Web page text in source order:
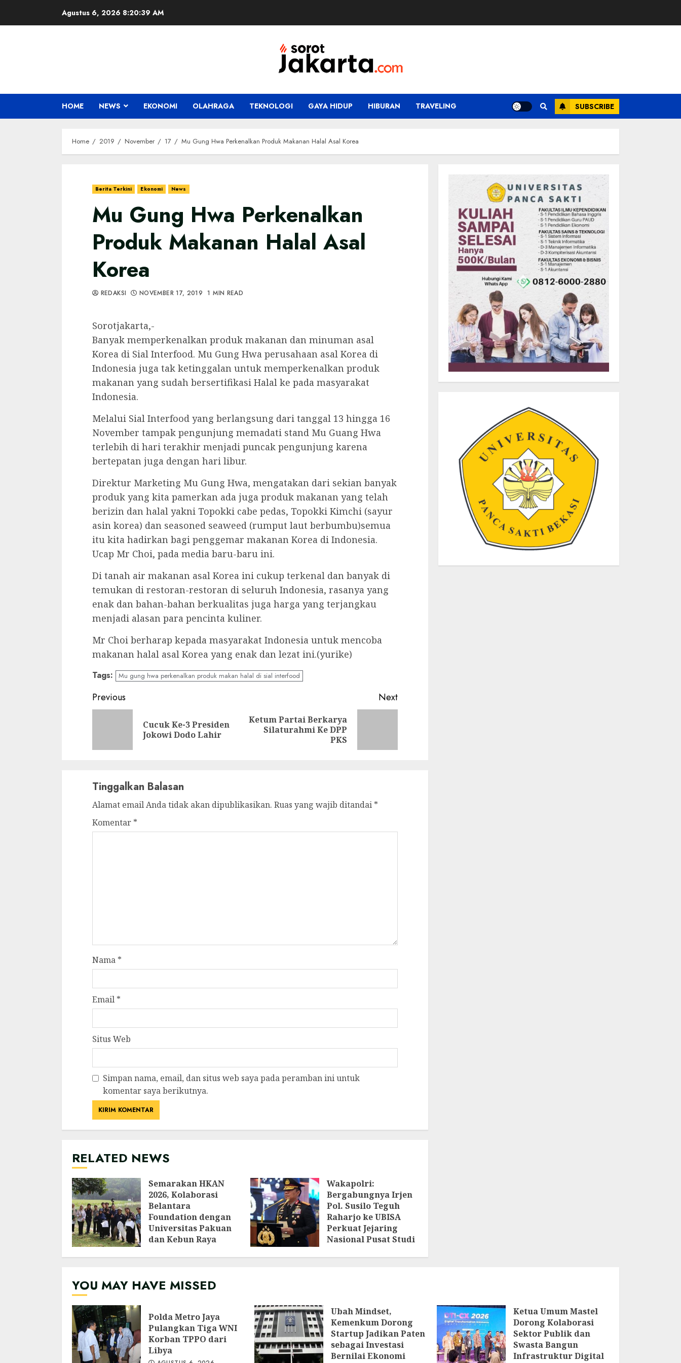
Agustus 6, 2026 8:20:40 AM
HOME NEWS EKONOMI OLAHRAGA TEKNOLOGI GAYA HIDUP HIBURAN TRAVELING SUBSCRIBE
Home 2019 November 17 Mu Gung Hwa Perkenalkan Produk Makanan Halal Asal Korea
Berita Terkini Ekonomi News
Mu Gung Hwa Perkenalkan
Produk Makanan Halal Asal
Korea
REDAKSI NOVEMBER 17, 2019 1 MIN READ
Sorotjakarta,-
Banyak memperkenalkan produk makanan dan minuman asal
Korea di Sial Interfood. Mu Gung Hwa perusahaan asal Korea di
Indonesia juga tak ketinggalan untuk memperkenalkan produk
makanan yang sudah bersertifikasi Halal ke pada masyarakat
Indonesia.
Melalui Sial Interfood yang berlangsung dari tanggal 13 hingga 16
November tampak pengunjung memadati stand Mu Guang Hwa
terlebih di hari terakhir menjadi puncak pengunjung karena
bertepatan juga dengan hari libur.
Direktur Marketing Mu Gung Hwa, mengatakan dari sekian banyak
produk yang kita pamerkan ada juga produk makanan yang telah
berizin dan halal yakni Topokki cabe pedas, Topokki Kimchi (sayur
asin korea) dan seasoned seaweed (rumput laut berbumbu)semua
itu kita hadirkan bagi penggemar makanan Korea di Indonesia.
Ucap Mr Choi, pada media baru-baru ini.
Di tanah air makanan asal Korea ini cukup terkenal dan banyak di
temukan di restoran-restoran di seluruh Indonesia, rasanya yang
enak dan bahan-bahan berkualitas juga harga yang terjangkau
menjadi alasan para pencinta kuliner.
Mr Choi berharap kepada masyarakat Indonesia untuk mencoba
makanan halal asal Korea yang enak dan lezat ini.(yurike)
Tags: Mu gung hwa perkenalkan produk makan halal di sial interfood
Continue
Reading
Previous
Previous
Cucuk Ke-3 Presiden
Jokowi Dodo Lahir
Next
Next
Ketum Partai Berkarya
Silaturahmi Ke DPP
PKS
Tinggalkan Balasan
Alamat email Anda tidak akan dipublikasikan. Ruas yang wajib ditandai *
Komentar *
Nama *
Email *
Situs Web
Simpan nama, email, dan situs web saya pada peramban ini untuk
komentar saya berikutnya.
RELATED NEWS
Semarakan HKAN
2026, Kolaborasi
Belantara
Foundation dengan
Universitas Pakuan
dan Kebun Raya
Pendataan Fauna-
AGUSTUS 3, 2026
Wakapolri:
Bergabungnya Irjen
Pol. Susilo Teguh
Raharjo ke UBISA
Perkuat Jejaring
Nasional Pusat Studi
YOU MAY HAVE MISSED
Polda Metro Jaya
Pulangkan Tiga WNI
Korban TPPO dari
Libya
Ubah Mindset,
Kemenkum Dorong
Startup Jadikan Paten
sebagai Investasi
Bernilai Ekonomi
Ketua Umum Mastel
Dorong Kolaborasi
Sektor Publik dan
Swasta Bangun
Infrastruktur Digital